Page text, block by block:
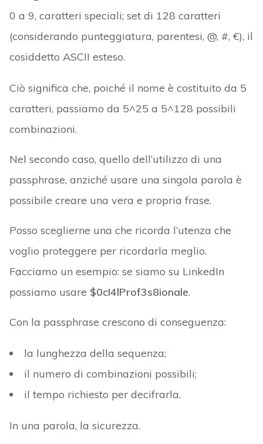
0 a 9, caratteri speciali; set di 128 caratteri
(considerando punteggiatura, parentesi, @, #, €), il
cosiddetto ASCII esteso.
Ciò significa che, poiché il nome è costituito da 5
caratteri, passiamo da 5^25 a 5^128 possibili
combinazioni.
Nel secondo caso, quello dell’utilizzo di una
passphrase, anziché usare una singola parola è
possibile creare una vera e propria frase.
Posso sceglierne una che ricorda l’utenza che
voglio proteggere per ricordarla meglio.
Facciamo un esempio: se siamo su LinkedIn
possiamo usare $0cI4lProf3s8ionale.
Con la passphrase crescono di conseguenza:
la lunghezza della sequenza;
il numero di combinazioni possibili;
il tempo richiesto per decifrarla.
In una parola, la sicurezza.